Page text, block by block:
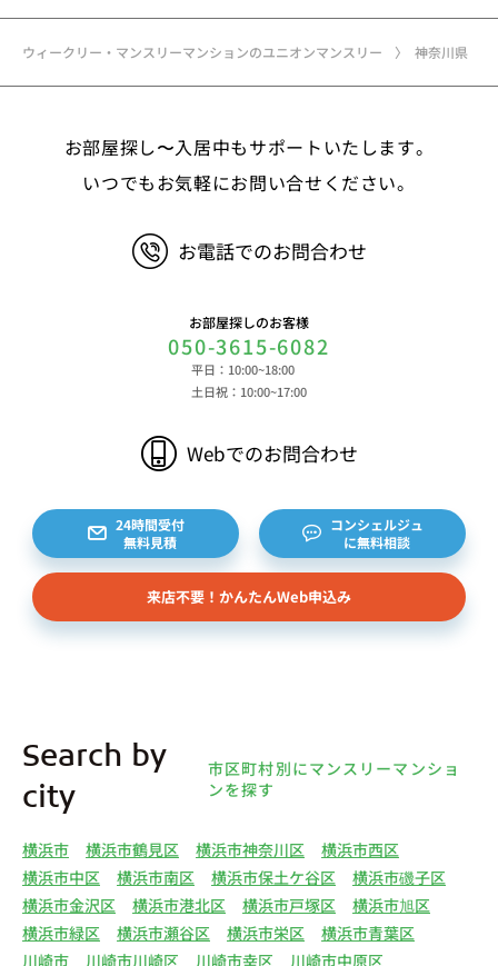
ウィークリー・マンスリーマンションのユニオンマンスリー 神奈川県
メールアドレス、アカウントのIDおよびパスワー
等 ③決済に関する情報 クレジットカードに関す
ービスのご利用に際して取得する情報 端末識別
子、広告識別子、IPアドレス、クッキーデータおよ
閲覧時刻、リファラー情報ならびにクッキーIDや広
対するお問い合わせ・ご連絡等に関する情報等 ま
た、お客様の個人情報は、弊社のデータベースシス
テムに登録されます。登録されるお客様の個人情報
積書等をもとに登録されます。 （2）弊社と賃貸
借契約を締結している不動産所有者様および所有者
約等のお問合せをいただいた個人または企業、イン
ターネット上の不動産オーナーサイト等からの査定
依頼者、 公開情報などから取得した不動産所有者
様（以下総称して「オーナー様」といいます）の個
人情報を取得します。取得する個人情報は、上記
下記（1）～（13）における利用目的のために利用
し、また、利用目的を達成するために必要な範囲で
リー物件の紹介、利用契約に関する連絡、利用契約
の締結、履行。（2）弊社の他のマンスリー物件お
よびサービスの紹介ならびにお客様・オーナー様に
とって有用と思われる弊社提携先の商品・サービス
等を紹介するためのダイレクトメール、住環境向上
お部屋探し〜入居中もサポートいたします。
いつでもお気軽にお問い合せください。
お電話でのお問合わせ
お部屋探しのお客様
050-3615-6082
平日：10:00~18:00
土日祝：10:00~17:00
Webでのお問合わせ
24時間受付
無料見積
コンシェルジュ
に無料相談
来店不要！かんたんWeb申込み
Search by
city
市区町村別にマンスリーマンショ
ンを探す
横浜市 横浜市鶴見区 横浜市神奈川区
横浜市西区
横浜市中区
横浜市南区 横浜市保土ケ谷区
横浜市磯子区
横浜市金沢区
横浜市港北区 横浜市戸塚区
横浜市旭区
横浜市緑区
横浜市瀬谷区 横浜市栄区
横浜市青葉区
川崎市
川崎市川崎区 川崎市幸区
川崎市中原区